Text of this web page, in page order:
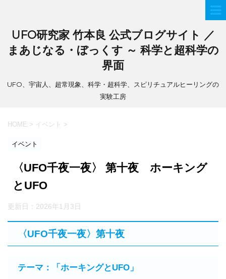
UFO研究家 竹本良 公式ブログサイト ／
まあじなる・ぼっくす ～ 科学と超科学の
界面
UFO、宇宙人、超常現象、科学・超科学、スピリチュアルヒーリングの
実験工房
HOME > イベント >
イベント
〈UFO千夜一夜〉 第十夜 ホーキング
とUFO
更新日： 2026年1月3日
〈UFO千夜一夜〉第十夜
テーマ：「ホーキングとUFO」